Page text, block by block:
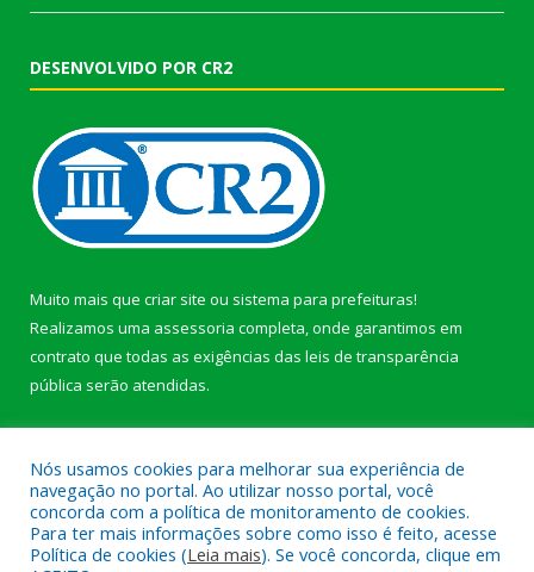
DESENVOLVIDO POR CR2
Muito mais que criar site ou sistema para prefeituras!
Realizamos uma assessoria completa, onde garantimos em
contrato que todas as exigências das leis de transparência
pública serão atendidas.
Todos os direitos reservados a Prefeitura Municipal de Afuá.
Nós usamos cookies para melhorar sua experiência de
navegação no portal. Ao utilizar nosso portal, você
concorda com a política de monitoramento de cookies.
Para ter mais informações sobre como isso é feito, acesse
Política de cookies (Leia mais). Se você concorda, clique em